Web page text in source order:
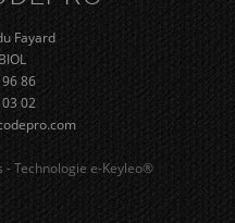
Fayard
86
02
- Technologie e-Keyleo®